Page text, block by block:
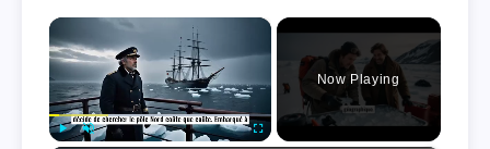
×
Now Playing